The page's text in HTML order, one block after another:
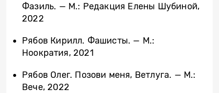
Фазиль. — М.: Редакция Елены Шубиной,
2022
Рябов Кирилл. Фашисты. — М.:
Ноократия, 2021
Рябов Олег. Позови меня, Ветлуга. ­— М.:
Вече, 2022